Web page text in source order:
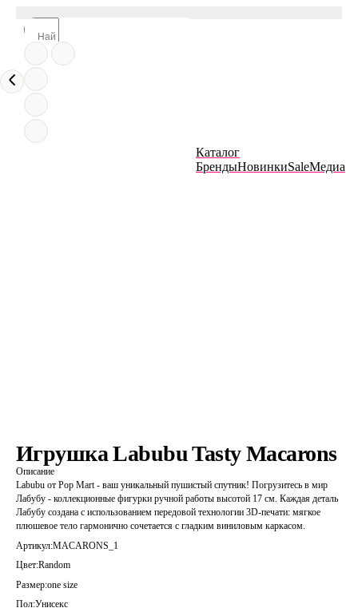
Каталог
БрендыНовинкиSaleМедиа
Игрушка Labubu Tasty Macarons
Описание
Labubu от Pop Mart - ваш уникальный пушистый спутник! Погрузитесь в мир
Лабубу - коллекционные фигурки ручной работы высотой 17 см. Каждая деталь
Лабубу создана с использованием передовой технологии 3D-печати: мягкое
плюшевое тело гармонично сочетается с гладким виниловым каркасом.
Артикул:MACARONS_1
Цвет:Random
Размер:one size
Пол:Унисекс